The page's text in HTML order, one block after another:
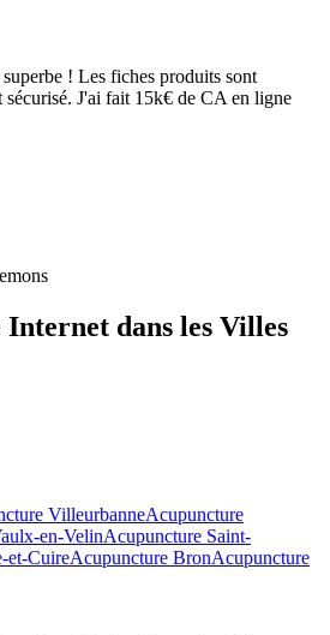
! Les fiches produits sont
sécurisé. J'ai fait 15k€ de CA en ligne
dans les Villes
VilleurbanneAcupuncture
en-VelinAcupuncture Saint-
et-CuireAcupuncture BronAcupuncture